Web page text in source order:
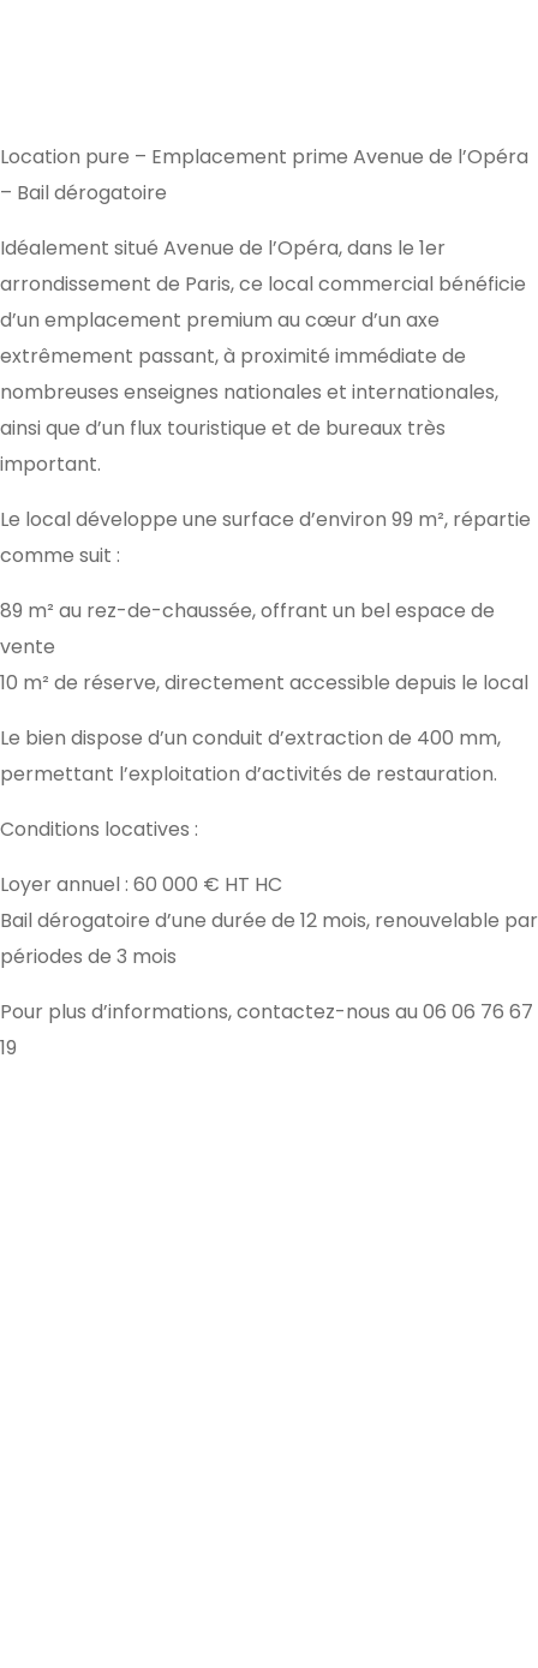
Location pure – Emplacement prime Avenue de l’Opéra
– Bail dérogatoire
Idéalement situé Avenue de l’Opéra, dans le 1er
arrondissement de Paris, ce local commercial bénéficie
d’un emplacement premium au cœur d’un axe
extrêmement passant, à proximité immédiate de
nombreuses enseignes nationales et internationales,
ainsi que d’un flux touristique et de bureaux très
important.
Le local développe une surface d’environ 99 m², répartie
comme suit :
89 m² au rez-de-chaussée, offrant un bel espace de
vente
10 m² de réserve, directement accessible depuis le local
Le bien dispose d’un conduit d’extraction de 400 mm,
permettant l’exploitation d’activités de restauration.
Conditions locatives :
Loyer annuel : 60 000 € HT HC
Bail dérogatoire d’une durée de 12 mois, renouvelable par
périodes de 3 mois
Pour plus d’informations, contactez-nous au 06 06 76 67
19